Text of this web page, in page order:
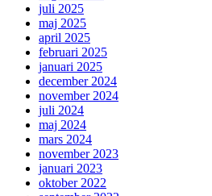
juli 2025
maj 2025
april 2025
februari 2025
januari 2025
december 2024
november 2024
juli 2024
maj 2024
mars 2024
november 2023
januari 2023
oktober 2022